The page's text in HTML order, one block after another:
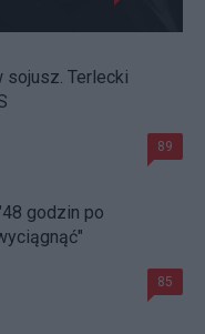
sojusz. Terlecki
89
godzin po
85